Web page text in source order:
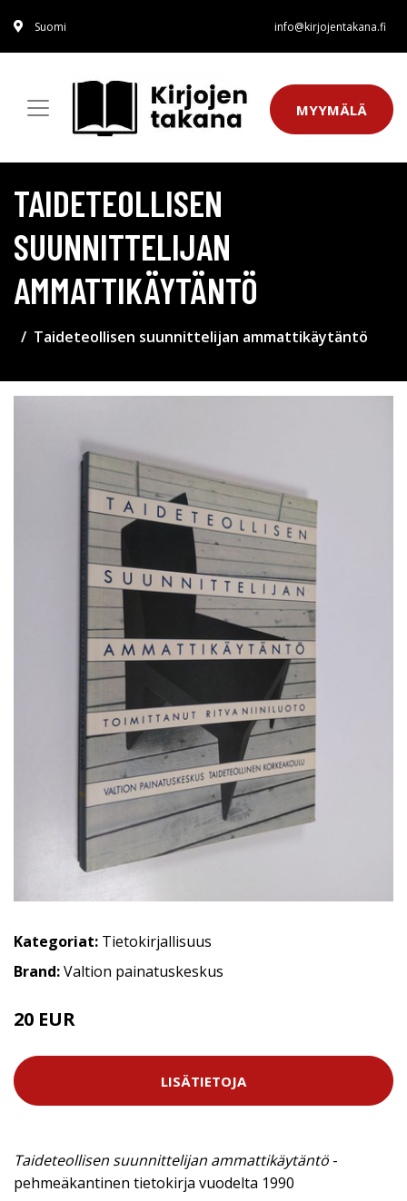
Suomi info@kirjojentakana.fi
MYYMÄLÄ
TAIDETEOLLISEN
SUUNNITTELIJAN
AMMATTIKÄYTÄNTÖ
Taideteollisen suunnittelijan ammattikäytäntö
Kategoriat: Tietokirjallisuus
Brand:Valtion painatuskeskus
20 EUR
LISÄTIETOJA
Taideteollisen suunnittelijan ammattikäytäntö -
pehmeäkantinen tietokirja vuodelta 1990